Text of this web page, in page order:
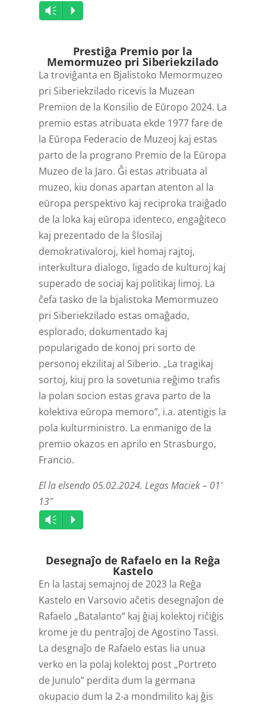
Audio
Player
Vm P
Prestiĝa Premio por la
Memormuzeo pri Siberiekzilado
La troviĝanta en Bjalistoko Memormuzeo
pri Siberiekzilado ricevis la Muzean
Premion de la Konsilio de Eŭropo 2024. La
premio estas atribuata ekde 1977 fare de
la Eŭropa Federacio de Muzeoj kaj estas
parto de la prograno Premio de la Eŭropa
Muzeo de la Jaro. Ĝi estas atribuata al
muzeo, kiu donas apartan atenton al la
eŭropa perspektivo kaj reciproka traiĝado
de la loka kaj eŭropa identeco, engaĝiteco
kaj prezentado de la ŝlosilaj
demokrativaloroj, kiel homaj rajtoj,
interkultura dialogo, ligado de kulturoj kaj
superado de sociaj kaj politikaj limoj. La
ĉefa tasko de la bjalistoka Memormuzeo
pri Siberiekzilado estas omaĝado,
esplorado, dokumentado kaj
popularigado de konoj pri sorto de
personoj ekzilitaj al Siberio. „La tragikaj
sortoj, kiuj pro la sovetunia reĝimo trafis
la polan socion estas grava parto de la
kolektiva eŭropa memoro”, i.a. atentigis la
pola kulturministro. La enmanigo de la
premio okazos en aprilo en Strasburgo,
Francio.
El la elsendo 05.02.2024. Legas Maciek – 01′
13″
Audio
Player
Vm P
Desegnaĵo de Rafaelo en la Reĝa
Kastelo
En la lastaj semajnoj de 2023 la Reĝa
Kastelo en Varsovio aĉetis desegnaĵon de
Rafaelo „Batalanto” kaj ĝiaj kolektoj riĉiĝis
krome je du pentraĵoj de Agostino Tassi.
La desgnaĵo de Rafaelo estas lia unua
verko en la polaj kolektoj post „Portreto
de Junulo” perdita dum la germana
okupacio dum la 2-a mondmilito kaj ĝis